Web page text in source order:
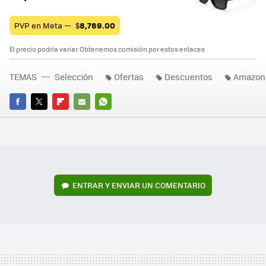
PVP en Meta — $8,769.00
El precio podría variar. Obtenemos comisión por estos enlaces
FACEBOOK
TWITTERFLIPBOARD
E-
WHATSAPP
TEMAS Selección Ofertas Descuentos
ENTRAR Y ENVIAR UN COMENTARIO